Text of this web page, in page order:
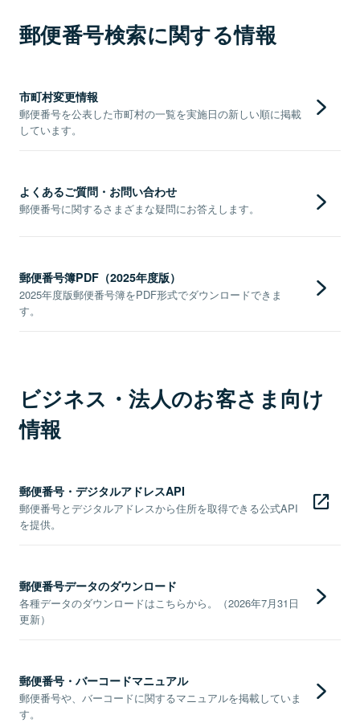
郵便番号検索に関する情報
市町村変更情報
郵便番号を公表した市町村の一覧を実施日の新しい順に掲載
しています。
よくあるご質問・お問い合わせ
郵便番号に関するさまざまな疑問にお答えします。
郵便番号簿PDF（2025年度版）
2025年度版郵便番号簿をPDF形式でダウンロードできま
す。
ビジネス・法人のお客さま向け
情報
郵便番号・デジタルアドレスAPI
郵便番号とデジタルアドレスから住所を取得できる公式API
を提供。
郵便番号データのダウンロード
各種データのダウンロードはこちらから。（2026年7月31日
更新）
郵便番号・バーコードマニュアル
郵便番号や、バーコードに関するマニュアルを掲載していま
す。